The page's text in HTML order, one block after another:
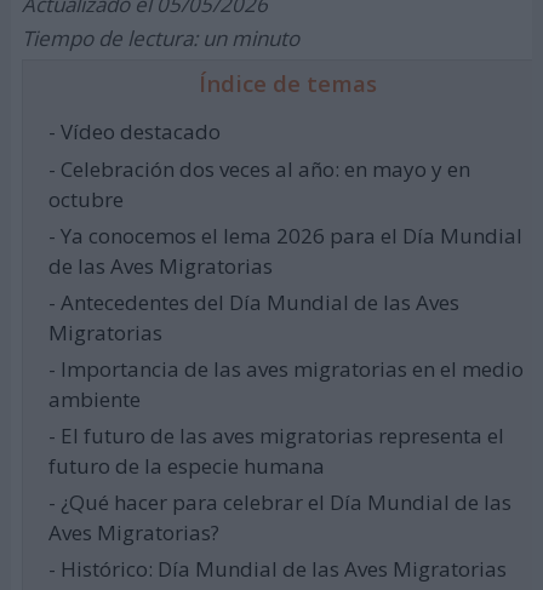
Tiempo de lectura: un minuto
Índice de temas
- Vídeo destacado
- Celebración dos veces al año: en mayo y en
octubre
- Ya conocemos el lema 2026 para el Día Mundial
de las Aves Migratorias
- Antecedentes del Día Mundial de las Aves
Migratorias
- Importancia de las aves migratorias en el medio
ambiente
- El futuro de las aves migratorias representa el
futuro de la especie humana
- ¿Qué hacer para celebrar el Día Mundial de las
Aves Migratorias?
- Histórico: Día Mundial de las Aves Migratorias